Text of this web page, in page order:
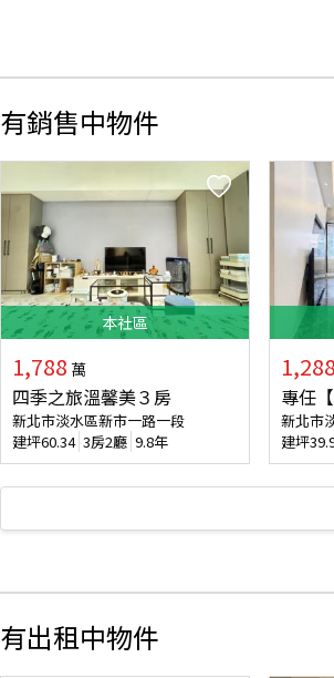
有銷售中物件
本社區
1,788 萬
四季之旅溫馨美３房
新北市淡水區新市一路一段
建坪60.34 3房2廳 9.8年
1,288
專任
新北市
建坪
有出租中物件